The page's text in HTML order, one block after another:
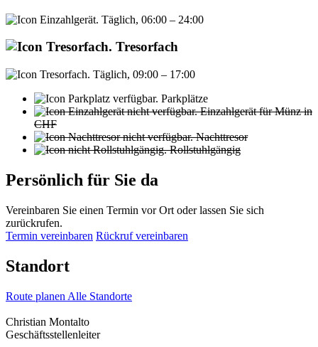
Täglich, 06:00 – 24:00
Tresorfach
Täglich, 09:00 – 17:00
Parkplätze
Einzahlgerät für Münz in
CHF
Nachttresor
Rollstuhlgängig
Persönlich für Sie da
Vereinbaren Sie einen Termin vor Ort oder lassen Sie sich
zurückrufen.
Termin vereinbaren Rückruf vereinbaren
Standort
Route planen Alle Standorte
Christian Montalto
Geschäftsstellenleiter